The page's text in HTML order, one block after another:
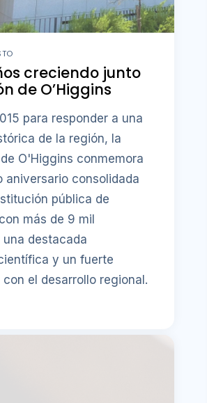
creciendo junto
de O’Higgins
para responder a una
de la región, la
O'Higgins conmemora
aniversario consolidada
pública de
más de 9 mil
destacada
y un fuerte
el desarrollo regional.